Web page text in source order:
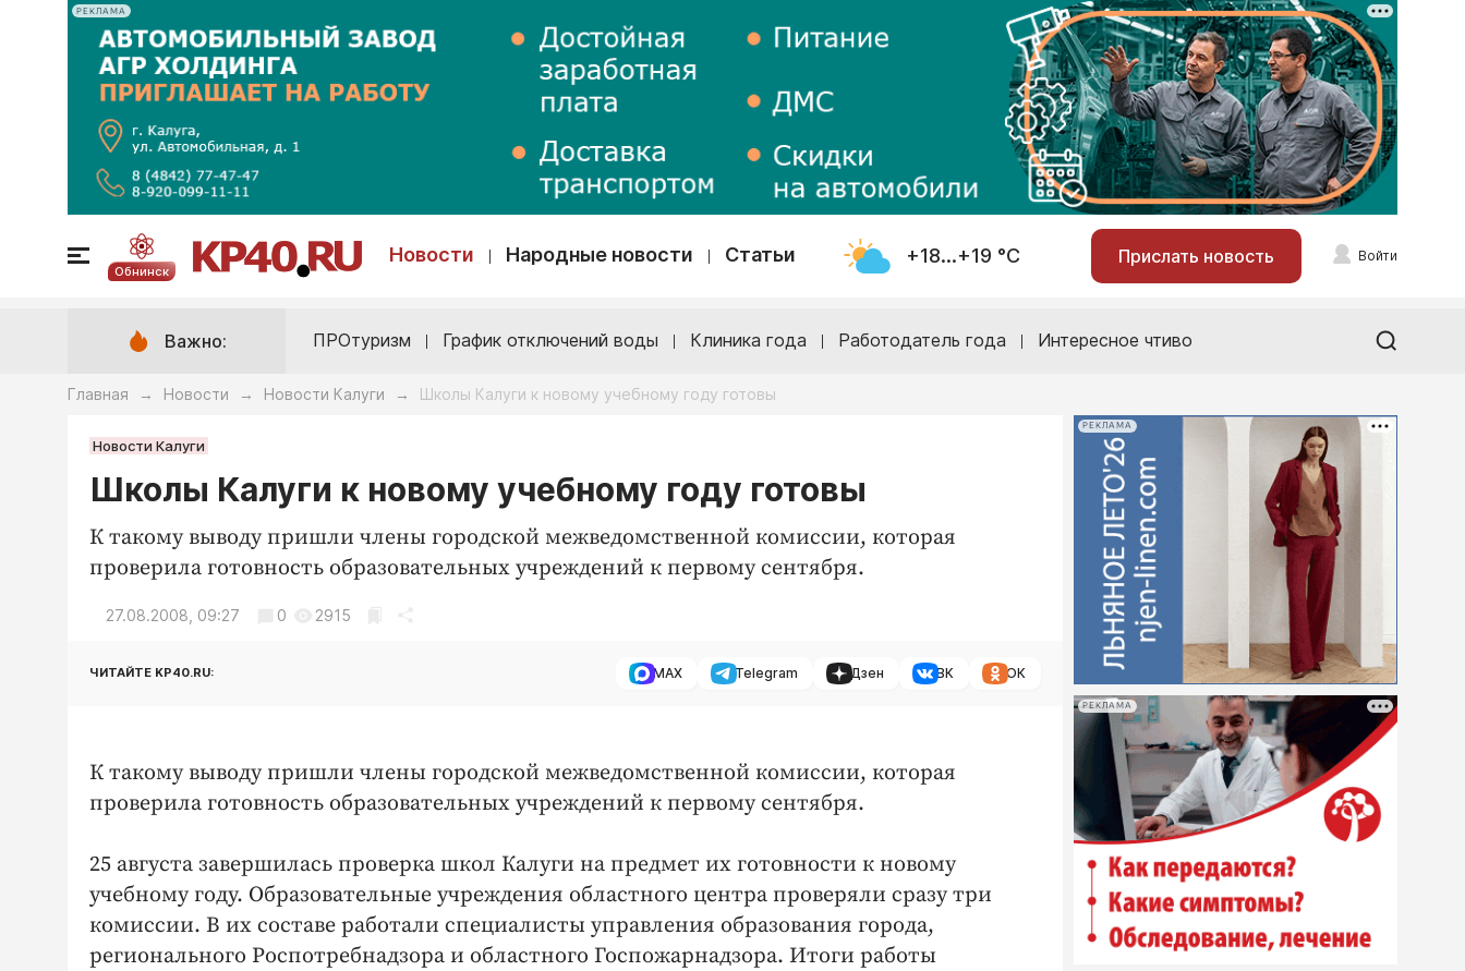
РЕКЛАМА
Обнинск
Новости Народные новости Статьи +18...+19 °С Прислать новость Войти
Важно: ПРОтуризм График отключений воды Клиника года Работодатель года Интересное чтиво
Главная → Новости → Новости Калуги → Школы Калуги к новому учебному году готовы
Новости Калуги
Школы Калуги к новому учебному году готовы
К такому выводу пришли члены городской межведомственной комиссии, которая
проверила готовность образовательных учреждений к первому сентября.
27.08.2008, 09:27 0 2915
ЧИТАЙТЕ KP40.RU: MAX Telegram Дзен ВК ОК
К такому выводу пришли члены городской межведомственной комиссии, которая
проверила готовность образовательных учреждений к первому сентября.
25 августа завершилась проверка школ Калуги на предмет их готовности к новому
учебному году. Образовательные учреждения областного центра проверяли сразу три
комиссии. В их составе работали специалисты управления образования города,
регионального Роспотребнадзора и областного Госпожарнадзора. Итоги работы
РЕКЛАМА
РЕКЛАМА